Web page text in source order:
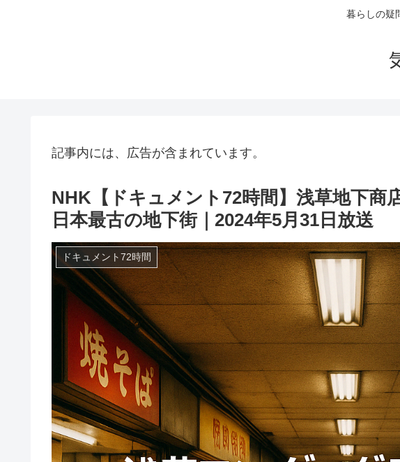
暮らしの疑
記事内には、広告が含まれています。
NHK【ドキュメント72時間】浅草地下商
日本最古の地下街｜2024年5月31日放送
ドキュメント72時間